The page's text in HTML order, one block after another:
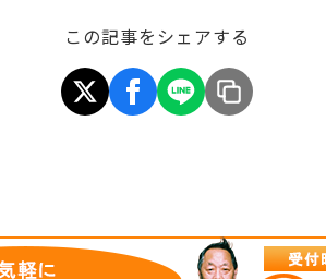
この記事をシェアする